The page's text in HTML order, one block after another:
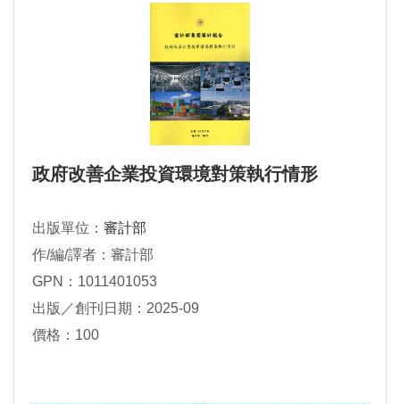
政府改善企業投資環境對策執行情形
出版單位： 審計部
作/編/譯者：審計部
GPN：1011401053
出版／創刊日期：2025-09
價格：100